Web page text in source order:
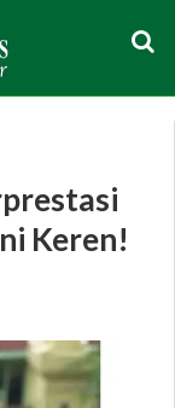
Keren!